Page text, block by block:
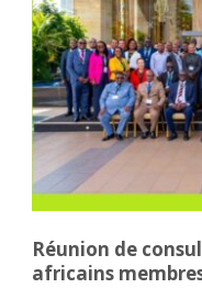
Réunion de
africains